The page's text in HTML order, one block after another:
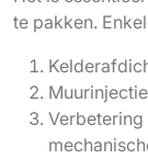
te pakken.